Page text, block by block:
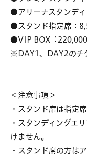
●アリーナスタンデ
●スタンド指定席：
●VIP
※DAY1、DAY2のチ
＜注意事項＞
・スタンド席は指定席
・スタンディングエ
けません。
・スタンド席の⽅は